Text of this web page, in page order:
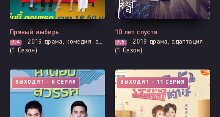
Пряный имбирь
7.4 2019 драма, комедия, адаптация новел, романтика
(1 Сезон)
10 лет спустя
7.5 2019 драма, адаптация манги, первая любовь, мелодрама, романтика
(1 Сезон)
ВЫХОДИТ - 6 СЕРИЯ ВЫХОДИТ - 11 СЕРИЯ